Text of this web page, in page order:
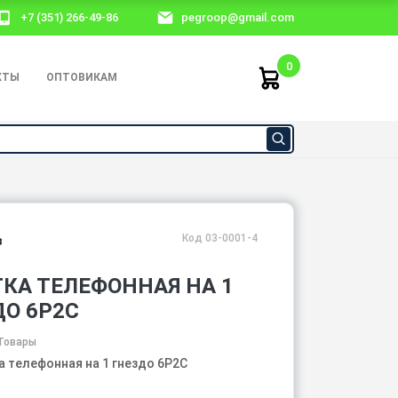
+7 (351) 266-49-86 pegroop@gmail.com
ОПТОВИКАМ
0
Код 03-0001-4
ТЕЛЕФОННАЯ НА 1
6P2C
телефонная на 1 гнездо 6P2C